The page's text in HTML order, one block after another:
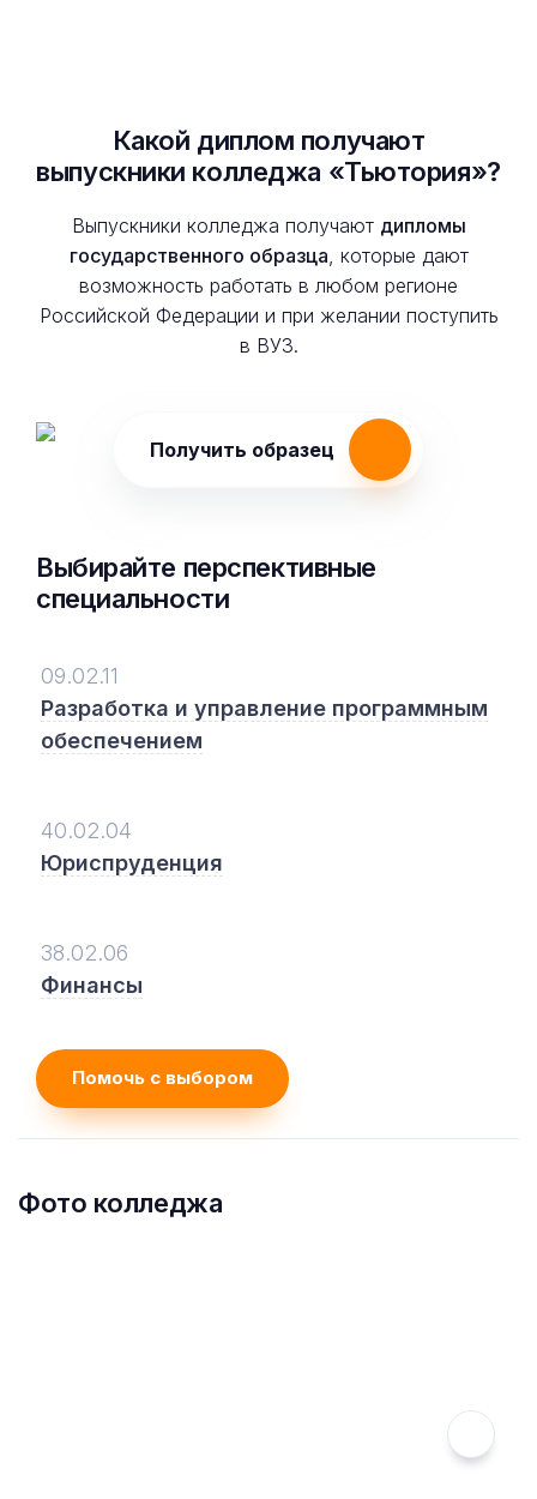
Какой диплом получают
выпускники колледжа «Тьютория»?
Выпускники колледжа получают дипломы
государственного образца , которые дают
возможность работать в любом регионе
Российской Федерации и при желании поступить
в ВУЗ.
Получить образец
Выбирайте перспективные
специальности
09.02.11
Разработка и управление программным
обеспечением
40.02.04
Юриспруденция
38.02.06
Финансы
Помочь с выбором
Фото колледжа